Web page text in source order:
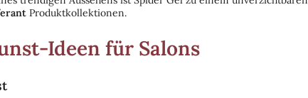
Produktkollektionen.
Ideen für Salons